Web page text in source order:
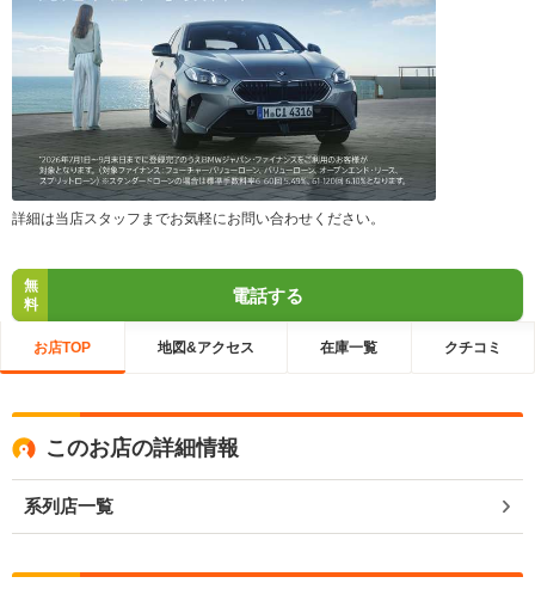
詳細は当店スタッフまでお気軽にお問い合わせください。
無
料
電話する
お店TOP 地図&アクセス 在庫一覧 クチコミ
このお店の詳細情報
系列店一覧